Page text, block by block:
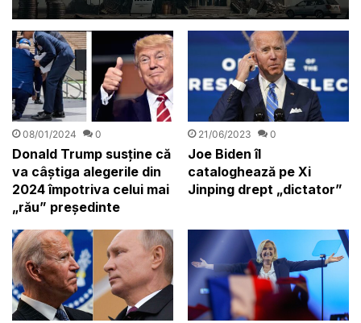
companii mari, cu tradiție, și
cu mulți angajați
08/01/2024 0
Donald Trump susține că
va câștiga alegerile din
2024 împotriva celui mai
„rău” preşedinte
21/06/2023 0
Joe Biden îl
cataloghează pe Xi
Jinping drept „dictator”